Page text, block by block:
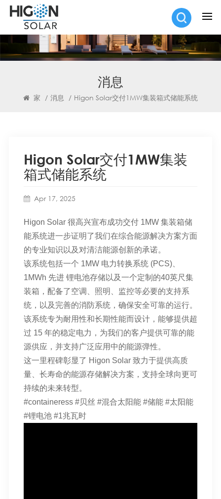
消息
家 / 消息 / Higon Solar交付1MW集装箱式储能系统
Higon Solar交付1MW集装
箱式储能系统
Apr 17, 2025
Higon Solar 很高兴宣布成功交付 1MW 集装箱储
能系统进一步证明了我们在综合能源解决方案方面
的专业知识以及对清洁能源创新的承诺。
该系统包括一个 1MW 电力转换系统 (PCS)、
1MWh 先进 锂电池存储 以及一个定制的40英尺集
装箱，配备了空调、照明、监控等必要的支持系
统，以及完善的消防系统，确保安全可靠的运行。
该系统专为耐用性和长期性能而设计，能够提供超
过 15 年的稳定电力，为我们的客户提供可靠的能
源供应，并支持广泛应用中的能源弹性。
这一里程碑彰显了 Higon Solar 致力于提供高质
量、长寿命的能源存储解决方案，支持全球向更可
持续的未来转型。
#containeress #贝丝 #混合太阳能#储能 #太阳能
#锂电池#1兆瓦时